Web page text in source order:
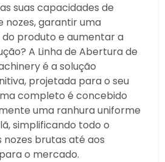
suas capacidades de
nozes, garantir uma
produto e aumentar a
A Linha de Abertura de
é a solução
projetada para o seu
completo é concebido
uma ranhura uniforme
simplificando todo o
nozes brutas até aos
o mercado.